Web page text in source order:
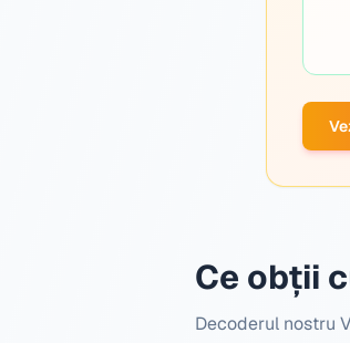
Ce obții
Decoderul nostru